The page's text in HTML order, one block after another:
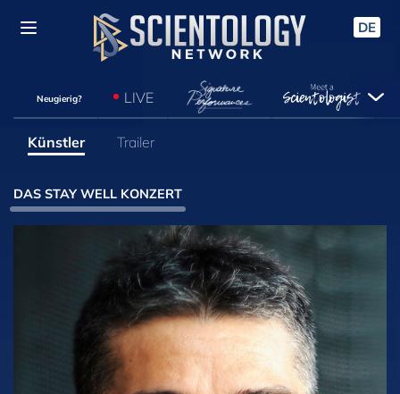
DE
Neugierig? LIVE
Künstler Trailer
DAS STAY WELL KONZERT